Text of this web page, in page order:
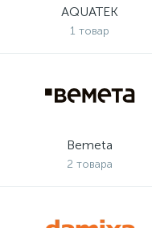
AQUATEK
1 товар
Bemeta
2 товара